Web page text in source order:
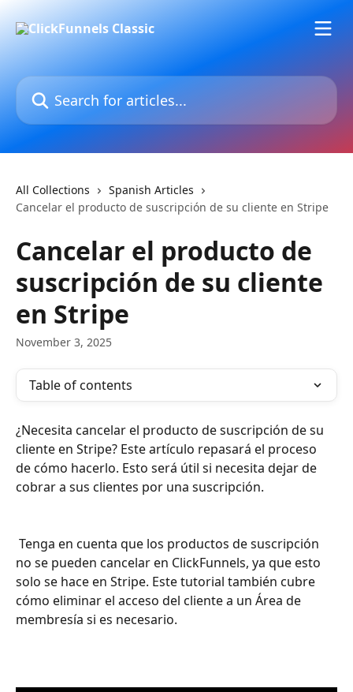
Search for articles...
All Collections
Spanish Articles
Cancelar el producto de suscripción de su cliente en Stripe
Cancelar el producto de
suscripción de su cliente
en Stripe
November 3, 2025
Table of contents
¿Necesita cancelar el producto de suscripción de su
cliente en Stripe? Este artículo repasará el proceso
de cómo hacerlo. Esto será útil si necesita dejar de
cobrar a sus clientes por una suscripción.
no se pueden cancelar en ClickFunnels, ya que esto
solo se hace en Stripe. Este tutorial también cubre
cómo eliminar el acceso del cliente a un Área de
membresía si es necesario.